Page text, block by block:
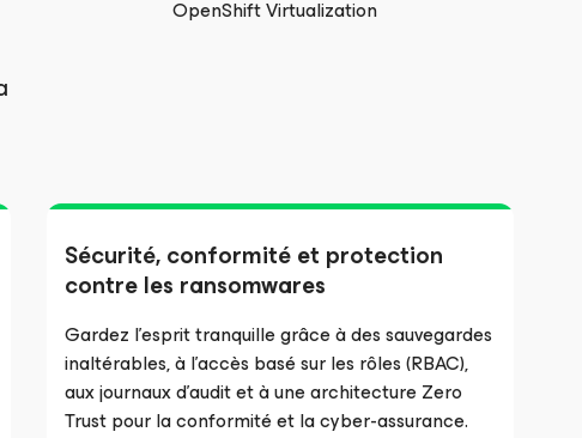
OpenShift Virtualization
Sécurité, conformité et protection
contre les ransomwares
Gardez l’esprit tranquille grâce à des sauvegardes
inaltérables, à l’accès basé sur les rôles (RBAC),
aux journaux d’audit et à une architecture Zero
Trust pour la conformité et la cyber-assurance.